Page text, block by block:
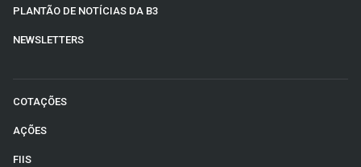
PLANTÃO DE NOTÍCIAS DA B3
NEWSLETTERS
COTAÇÕES
AÇÕES
FIIS